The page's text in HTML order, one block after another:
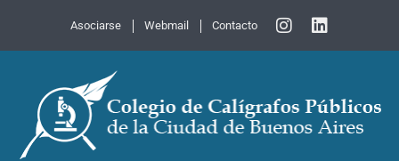
Asociarse Webmail Contacto